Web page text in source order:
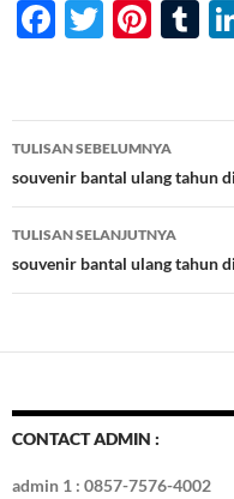
F
b
o
o
k
T
er
Pi
es
t
T
bl
r
Navigasi
Tulisan
TULISAN SEBELUMNYA
souvenir bantal ulang tahun
TULISAN SELANJUTNYA
souvenir bantal ulang tahun
CONTACT ADMIN :
admin 1 : 0857-7576-4002